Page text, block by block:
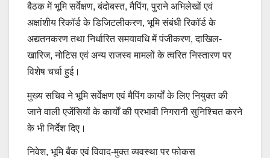
बैठक में भूमि सर्वेक्षण, बंदोबस्त, मैपिंग, पुराने अभिलेखों एवं
अक्षांशीय रिकॉर्ड के डिजिटलीकरण, भूमि संबंधी रिकॉर्ड के
अद्यतनकरण तथा निर्धारित समयावधि में पंजीकरण, दाखिल-
खारिज, नोटिस एवं अन्य राजस्व मामलों के त्वरित निस्तारण पर
विशेष चर्चा हुई।
मुख्य सचिव ने भूमि सर्वेक्षण एवं मैपिंग कार्यों के लिए नियुक्त की
जाने वाली एजेंसियों के कार्यों की प्रभावी निगरानी सुनिश्चित करने
के भी निर्देश दिए।
निवेश, भूमि बैंक एवं विवाद-मुक्त व्यवस्था पर फोकस